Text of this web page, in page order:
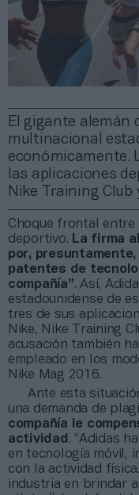
El gigante alemán
multinacional
económicamente.
las aplicaciones
Nike Training Club
Choque frontal entre
deportivo. La firma
por,
patentes de
compañía”. Así,
estadounidense de
tres de sus
Nike, Nike Training
acusación también
empleado en los
Nike Mag 2016.
Ante esta
una demanda de
compañía le
actividad . “Adidas
en tecnología móvil,
con la actividad
industria en brindar